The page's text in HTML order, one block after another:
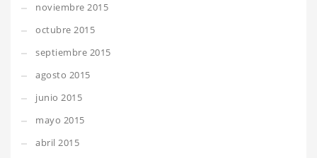
noviembre 2015
octubre 2015
septiembre 2015
agosto 2015
junio 2015
mayo 2015
abril 2015